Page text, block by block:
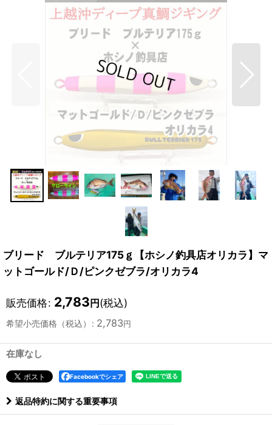
ブリード ブルテリア175ｇ【ホシノ釣具店オリカラ】マ
ットゴールド/Ｄ/ピンクゼブラ/オリカラ4
販売価格: 2,783 円 (税込)
希望小売価格（税込） : 2,783円
在庫なし
Facebookでシェア
返品特約に関する重要事項